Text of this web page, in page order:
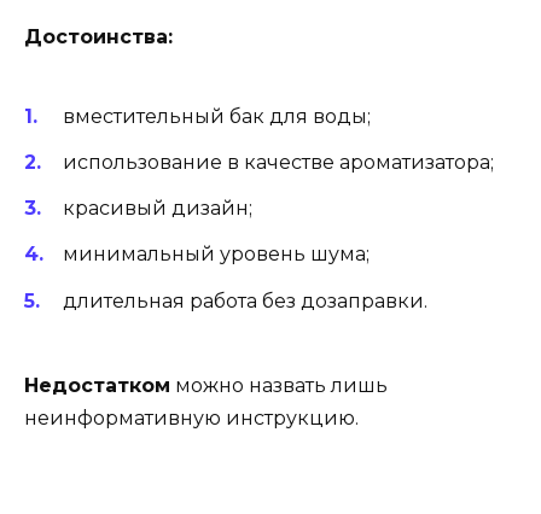
Достоинства:
вместительный бак для воды;
использование в качестве ароматизатора;
красивый дизайн;
минимальный уровень шума;
длительная работа без дозаправки.
Недостатком можно назвать лишь
неинформативную инструкцию.